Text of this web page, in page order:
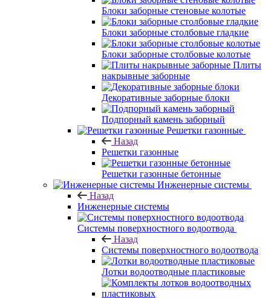
Блоки заборные стеновые колотые
Блоки заборные столбовые гладкие
Блоки заборные столбовые колотые
Плиты
накрывные заборные
Декоративные заборные блоки
Подпорный камень заборный
Решетки газонные
Назад
Решетки газонные
Решетки газонные бетонные
Инженерные системы
Назад
Инженерные системы
Системы поверхностного водоотвода
Назад
Системы поверхностного водоотвода
Лотки водоотводные пластиковые